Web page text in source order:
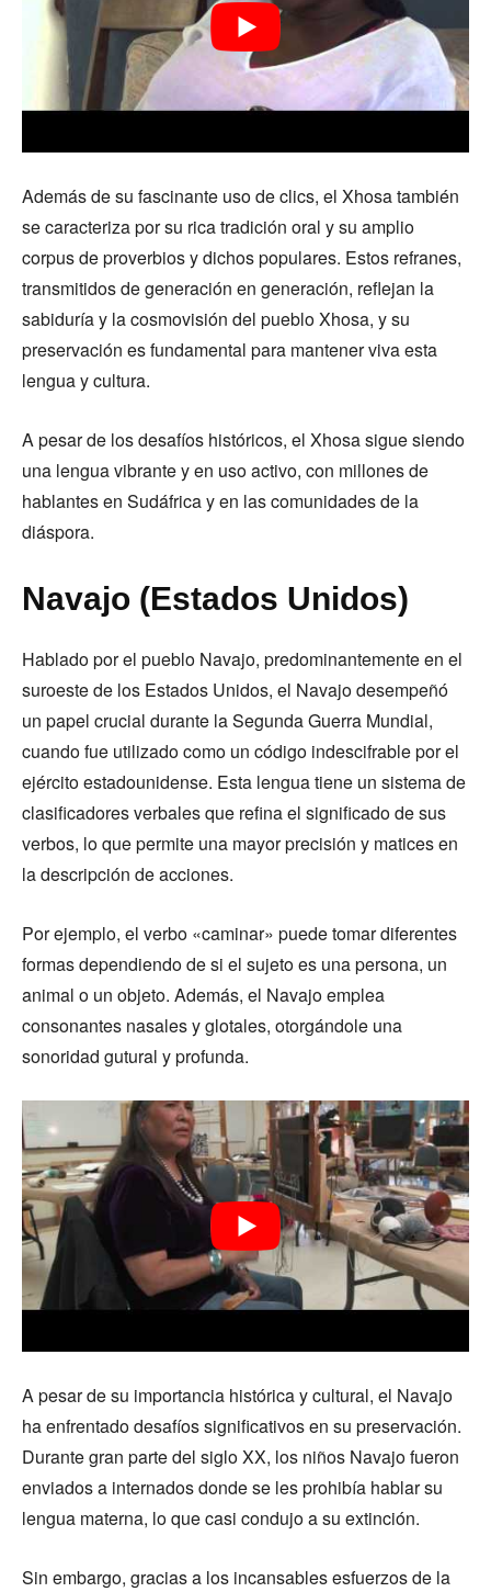
Además de su fascinante uso de clics, el Xhosa también
se caracteriza por su rica tradición oral y su amplio
corpus de proverbios y dichos populares. Estos refranes,
transmitidos de generación en generación, reflejan la
sabiduría y la cosmovisión del pueblo Xhosa, y su
preservación es fundamental para mantener viva esta
lengua y cultura.
A pesar de los desafíos históricos, el Xhosa sigue siendo
una lengua vibrante y en uso activo, con millones de
hablantes en Sudáfrica y en las comunidades de la
diáspora.
Navajo (Estados Unidos)
Hablado por el pueblo Navajo, predominantemente en el
suroeste de los Estados Unidos, el Navajo desempeñó
un papel crucial durante la Segunda Guerra Mundial,
cuando fue utilizado como un código indescifrable por el
ejército estadounidense. Esta lengua tiene un sistema de
clasificadores verbales que refina el significado de sus
verbos, lo que permite una mayor precisión y matices en
la descripción de acciones.
Por ejemplo, el verbo «caminar» puede tomar diferentes
formas dependiendo de si el sujeto es una persona, un
animal o un objeto. Además, el Navajo emplea
consonantes nasales y glotales, otorgándole una
sonoridad gutural y profunda.
A pesar de su importancia histórica y cultural, el Navajo
ha enfrentado desafíos significativos en su preservación.
Durante gran parte del siglo XX, los niños Navajo fueron
enviados a internados donde se les prohibía hablar su
lengua materna, lo que casi condujo a su extinción.
Sin embargo, gracias a los incansables esfuerzos de la